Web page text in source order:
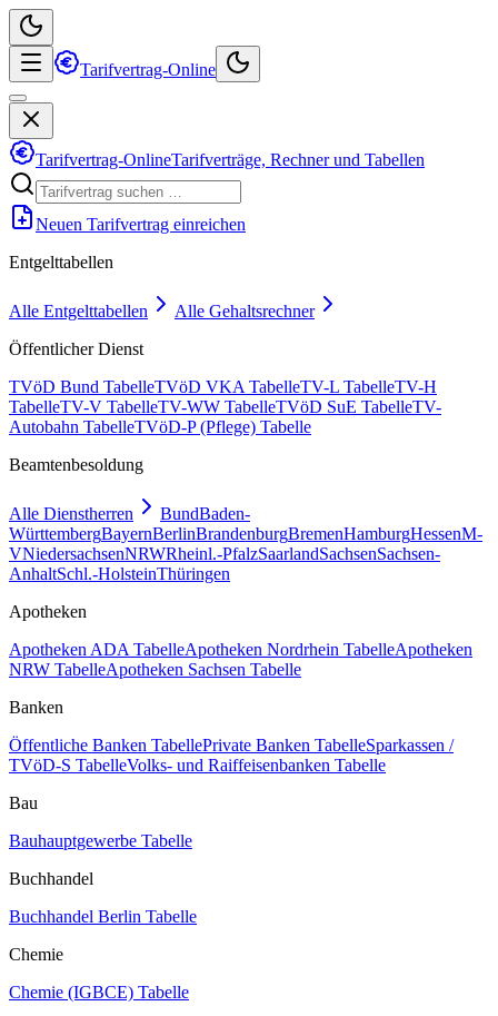
Tarifvertrag-Online
Tarifvertrag-OnlineTarifverträge, Rechner und Tabellen
Neuen Tarifvertrag einreichen
Entgelttabellen
Alle Entgelttabellen
Alle Gehaltsrechner
Öffentlicher Dienst
TVöD Bund TabelleTVöD VKA TabelleTV-L TabelleTV-H
TabelleTV-V TabelleTV-WW TabelleTVöD SuE TabelleTV-
Autobahn TabelleTVöD-P (Pflege) Tabelle
Beamtenbesoldung
Alle Dienstherren BundBaden-
WürttembergBayernBerlinBrandenburgBremenHamburgHessenM-
VNiedersachsenNRWRheinl.-PfalzSaarlandSachsenSachsen-
AnhaltSchl.-HolsteinThüringen
Apotheken
Apotheken ADA TabelleApotheken Nordrhein TabelleApotheken
NRW TabelleApotheken Sachsen Tabelle
Banken
Öffentliche Banken TabellePrivate Banken TabelleSparkassen /
TVöD-S TabelleVolks- und Raiffeisenbanken Tabelle
Bau
Bauhauptgewerbe Tabelle
Buchhandel
Buchhandel Berlin Tabelle
Chemie
Chemie (IGBCE) Tabelle